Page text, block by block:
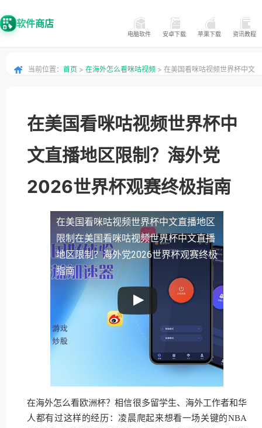
软件商店
电脑软件 安卓下载 苹果下载 资讯教程
当前位置： 首页 > 在海外怎么看咪咕视频 > 在美国看咪咕视频世界杯中文
在美国看咪咕视频世界杯中
文直播地区限制？海外党
2026世界杯观赛终极指南
在美国看咪咕视频世界杯中文直播地区
限制 在美国看咪咕视频世界杯中文直播
地区限制？海外党2026世界杯观赛终极
指南
在海外怎么看欧洲杯？相信很多留学生、海外工作者和华
人都有过这样的经历：凌晨爬起来想看一场关键的NBA